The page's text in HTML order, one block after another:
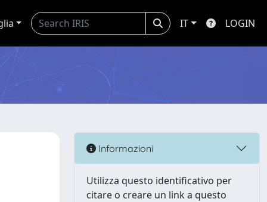
IT LOGIN
Informazioni
Utilizza questo identificativo per
citare o creare un link a questo